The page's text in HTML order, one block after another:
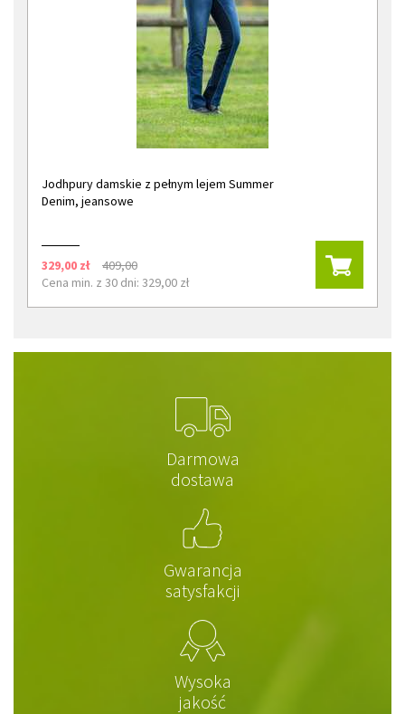
Jodhpury damskie z pełnym lejem Summer
Denim, jeansowe
329,00 zł
409,00
Cena min. z 30 dni: 329,00 zł
Darmowa
dostawa
Gwarancja
satysfakcji
Wysoka
jakość